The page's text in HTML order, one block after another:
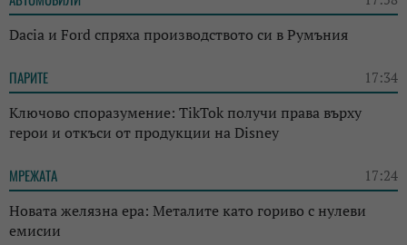
Dacia и Ford спряха производството си в Румъния
ПАРИТЕ 17:34
Ключово споразумение: TikTok получи права върху
герои и откъси от продукции на Disney
МРЕЖАТА 17:24
Новата желязна ера: Металите като гориво с нулеви
емисии